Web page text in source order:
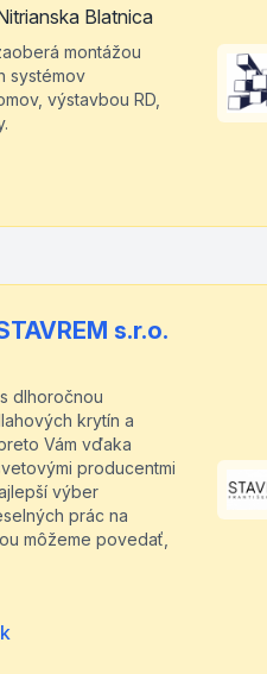
Blatnica
montážou
systémov
výstavbou RD,
s.r.o.
dlhoročnou
krytín a
Vám vďaka
producentmi
výber
prác na
môžeme povedať,